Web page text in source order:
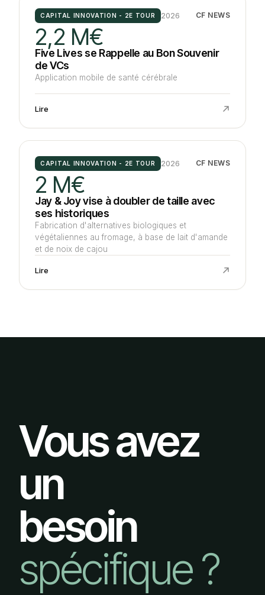
CAPITAL INNOVATION - 2E TOUR 2026 CF NEWS
2,2 M€
Five Lives se Rappelle au Bon Souvenir
de VCs
Application mobile de santé cérébrale
Lire
CAPITAL INNOVATION - 2E TOUR 2026 CF NEWS
2 M€
Jay & Joy vise à doubler de taille avec
ses historiques
Fabrication d'alternatives biologiques et
végétaliennes au fromage, à base de lait d'amande
et de noix de cajou
Lire
Vous avez
un
besoin
spécifique ?